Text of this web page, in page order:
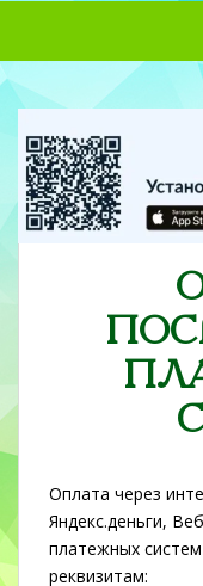
i
n
t
Оплата через
Яндекс.деньги,
платежных
реквизитам: